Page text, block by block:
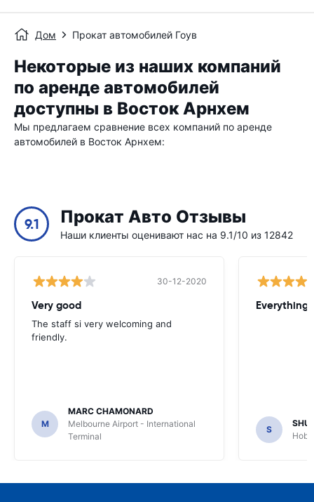
Дом Прокат автомобилей Гоув
Некоторые из наших компаний
по аренде автомобилей
доступны в Восток Арнхем
Мы предлагаем сравнение всех компаний по аренде
автомобилей в Восток Арнхем:
9.1 Прокат Авто Отзывы
Наши клиенты оценивают нас на 9.1/10 из 12842
30-12-2020
Very good
The staff si very welcoming and
friendly.
M
MARC CHAMONARD
Melbourne Airport - International
Terminal
Everything
S